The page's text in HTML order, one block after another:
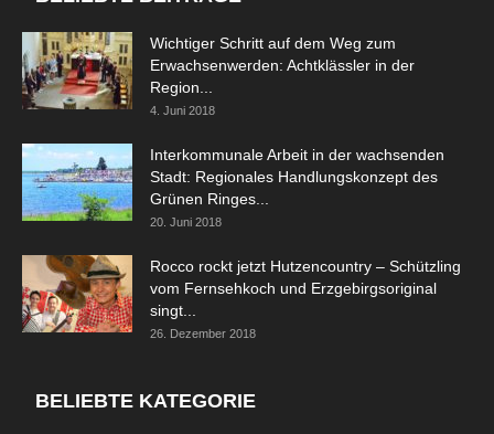
Wichtiger Schritt auf dem Weg zum
Erwachsenwerden: Achtklässler in der
Region...
4. Juni 2018
Interkommunale Arbeit in der wachsenden
Stadt: Regionales Handlungskonzept des
Grünen Ringes...
20. Juni 2018
Rocco rockt jetzt Hutzencountry – Schützling
vom Fernsehkoch und Erzgebirgsoriginal
singt...
26. Dezember 2018
BELIEBTE KATEGORIE